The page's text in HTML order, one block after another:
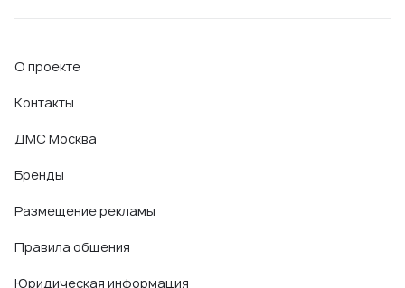
О проекте
Контакты
ДМС Москва
Бренды
Размещение рекламы
Правила общения
Юридическая информация